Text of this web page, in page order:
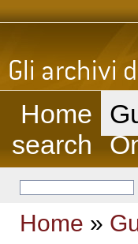
Home
search
Home »